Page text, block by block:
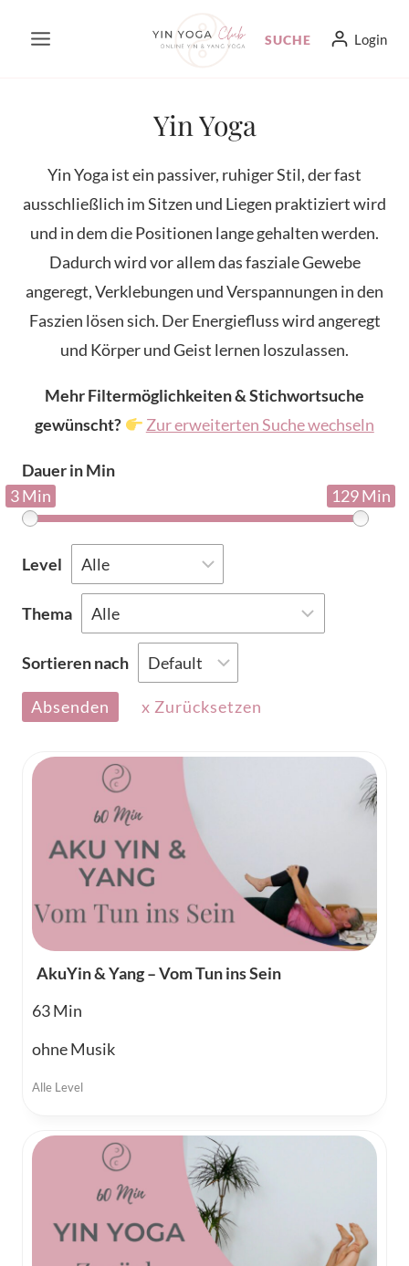
Inhalt
SUCHE Login
Yin Yoga
Yin Yoga ist ein passiver, ruhiger Stil, der fast
ausschließlich im Sitzen und Liegen praktiziert wird
und in dem die Positionen lange gehalten werden.
Dadurch wird vor allem das fasziale Gewebe
angeregt, Verklebungen und Verspannungen in den
Faszien lösen sich. Der Energiefluss wird angeregt
und Körper und Geist lernen loszulassen.
Mehr Filtermöglichkeiten & Stichwortsuche
gewünscht?
Zur erweiterten Suche wechseln
Dauer in Min
3 Min
129 Min
Level
Thema
Sortieren nach
Absenden x Zurücksetzen
AkuYin & Yang – Vom Tun ins Sein
63
ohne Musik
Alle Level